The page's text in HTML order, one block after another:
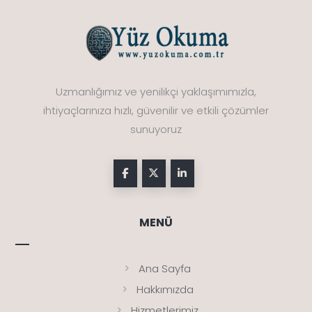
Uzmanlığımız ve yenilikçi yaklaşımımızla,
ihtiyaçlarınıza hızlı, güvenilir ve etkili çözümler
sunuyoruz
MENÜ
Ana Sayfa
Hakkımızda